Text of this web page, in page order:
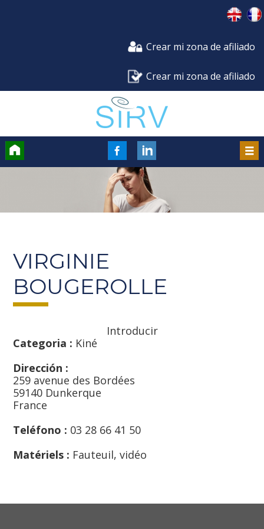
Crear mi zona de afiliado
Crear mi zona de afiliado
FaceBook
VIRGINIE
BOUGEROLLE
Introducir
Categoria : Kiné
Dirección :
259 avenue des Bordées
59140 Dunkerque
France
Teléfono : 03 28 66 41 50
Matériels : Fauteuil, vidéo